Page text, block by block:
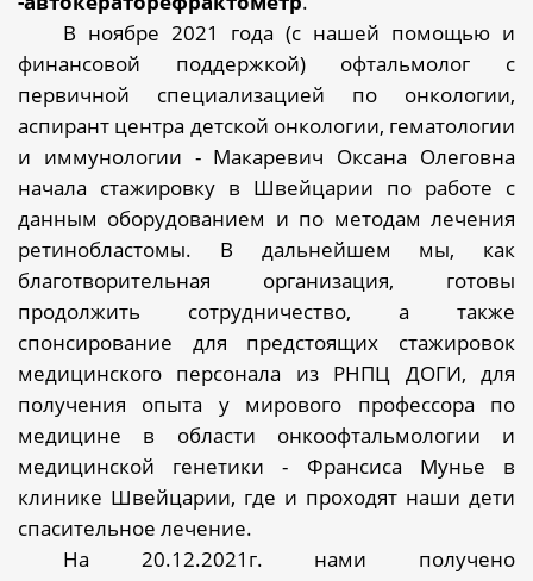
В ноябре 2021 года (с нашей помощью и
финансовой поддержкой)
офтальмолог с
первичной специализацией по онкологии,
аспирант центра детской онкологии, гематологии
и иммунологии - Макаревич Оксана Олеговна
начала стажировку в Швейцарии по работе с
данным оборудованием и по методам лечения
ретинобластомы. В дальнейшем мы, как
благотворительная организация, готовы
продолжить сотрудничество, а также
спонсирование для предстоящих стажировок
медицинского персонала из РНПЦ ДОГИ, для
получения опыта у мирового профессора по
медицине в области онкоофтальмологии и
медицинской генетики - Франсиса Мунье в
клинике Швейцарии, где и проходят наши дети
спасительное лечение.
На 20.12.2021г. нами получено